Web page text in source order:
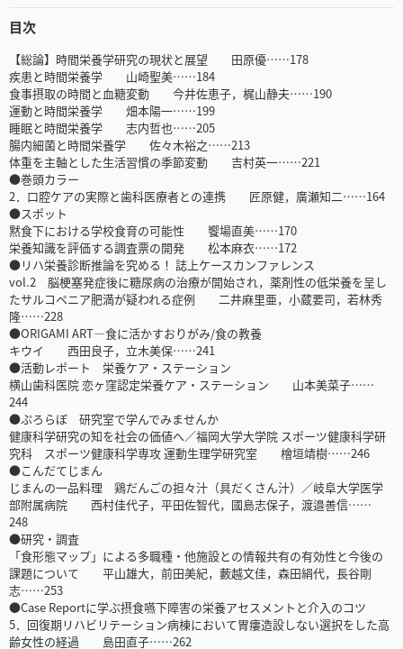
目次
【総論】時間栄養学研究の現状と展望 田原優……178
疾患と時間栄養学 山崎聖美……184
食事摂取の時間と血糖変動 今井佐恵子，梶山静夫……190
運動と時間栄養学 畑本陽一……199
睡眠と時間栄養学 志内哲也……205
腸内細菌と時間栄養学 佐々木裕之……213
体重を主軸とした生活習慣の季節変動 吉村英一……221
●巻頭カラー
2．口腔ケアの実際と歯科医療者との連携 匠原健，廣瀬知二……164
●スポット
黙食下における学校食育の可能性 饗場直美……170
栄養知識を評価する調査票の開発 松本麻衣……172
●リハ栄養診断推論を究める！ 誌上ケースカンファレンス
vol.2 脳梗塞発症後に糖尿病の治療が開始され，薬剤性の低栄養を呈し
たサルコペニア肥満が疑われる症例 二井麻里亜，小蔵要司，若林秀
隆……228
●ORIGAMI ART―食に活かすおりがみ/食の教養
キウイ 西田良子，立木美保……241
●活動レポート 栄養ケア・ステーション
横山歯科医院 恋ヶ窪認定栄養ケア・ステーション 山本美菜子……
244
●ぷろらぼ 研究室で学んでみませんか
健康科学研究の知を社会の価値へ／福岡大学大学院 スポーツ健康科学研
究科 スポーツ健康科学専攻 運動生理学研究室 檜垣靖樹……246
●こんだてじまん
じまんの一品料理 鶏だんごの担々汁（具だくさん汁）／岐阜大学医学
部附属病院 西村佳代子，平田佐智代，國島志保子，渡邉善信……
248
●研究・調査
「食形態マップ」による多職種・他施設との情報共有の有効性と今後の
課題について 平山雄大，前田美紀，藪越文佳，森田絹代，長谷剛
志……253
●Case Reportに学ぶ摂食嚥下障害の栄養アセスメントと介入のコツ
5．回復期リハビリテーション病棟において胃瘻造設しない選択をした高
齢女性の経過 島田直子……262